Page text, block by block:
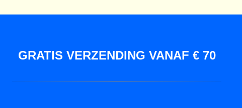
GRATIS VERZENDING VANAF € 70